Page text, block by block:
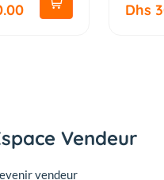
Dhs
Vendeur
vendeur